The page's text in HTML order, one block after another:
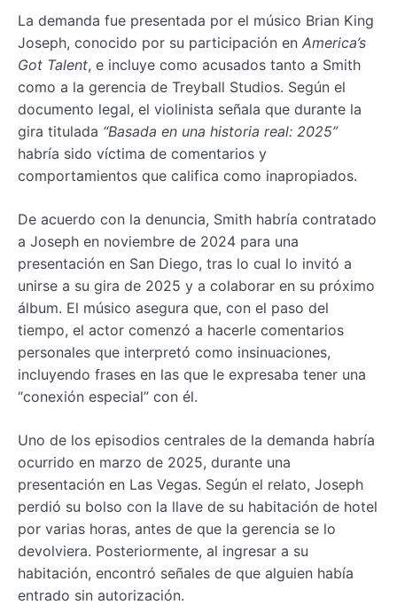
La demanda fue presentada por el músico Brian King
Joseph, conocido por su participación en America’s
Got Talent, e incluye como acusados tanto a Smith
como a la gerencia de Treyball Studios. Según el
documento legal, el violinista señala que durante la
gira titulada “Basada en una historia real: 2025”
habría sido víctima de comentarios y
comportamientos que califica como inapropiados.
De acuerdo con la denuncia, Smith habría contratado
a Joseph en noviembre de 2024 para una
presentación en San Diego, tras lo cual lo invitó a
unirse a su gira de 2025 y a colaborar en su próximo
álbum. El músico asegura que, con el paso del
tiempo, el actor comenzó a hacerle comentarios
personales que interpretó como insinuaciones,
incluyendo frases en las que le expresaba tener una
“conexión especial” con él.
Uno de los episodios centrales de la demanda habría
ocurrido en marzo de 2025, durante una
presentación en Las Vegas. Según el relato, Joseph
perdió su bolso con la llave de su habitación de hotel
por varias horas, antes de que la gerencia se lo
devolviera. Posteriormente, al ingresar a su
habitación, encontró señales de que alguien había
entrado sin autorización.